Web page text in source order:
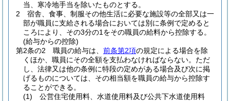
当、寒冷地手当を除いたものとする。
2
宿舎、食事、制服その他生活に必要な施設等の全部又は一
部が職員に支給される場合においては別に条例で定めると
ころにより、その3分の1をその職員の給料から控除する。
(給与からの控除)
第2条の2
職員の給与は、 前条第2項の規定による場合を除
くほか、職員にその全額を支払わなければならない。 ただ
し、法律又は他の条例に特段の定めがある場合及び次に掲
げるものについては、その相当額を職員の給与から控除す
ることができる。
(1)
公営住宅使用料、水道使用料及び公共下水道使用料